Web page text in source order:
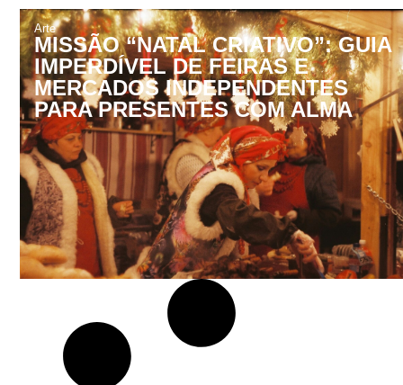
Arte
MISSÃO “NATAL CRIATIVO”: GUIA
IMPERDÍVEL DE FEIRAS E
MERCADOS INDEPENDENTES
PARA PRESENTES COM ALMA